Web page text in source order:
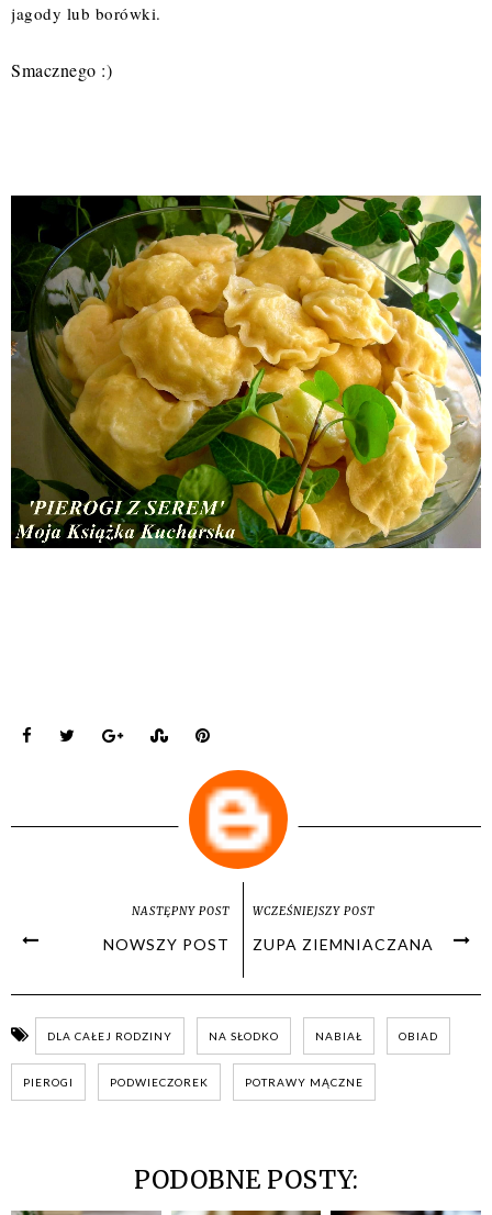
jagody lub borówki.
Smacznego :)
NASTĘPNY POST
NOWSZY POST
WCZEŚNIEJSZY POST
ZUPA ZIEMNIACZANA
DLA CAŁEJ RODZINY NA SŁODKO NABIAŁ OBIAD
PIEROGI PODWIECZOREK POTRAWY MĄCZNE
PODOBNE POSTY: